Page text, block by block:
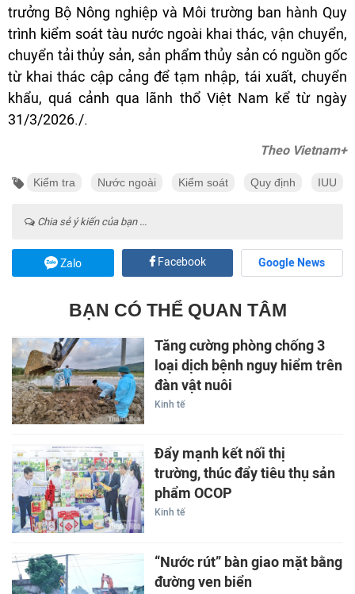
trưởng Bộ Nông nghiệp và Môi trường ban hành Quy
trình kiểm soát tàu nước ngoài khai thác, vận chuyển,
chuyển tải thủy sản, sản phẩm thủy sản có nguồn gốc
từ khai thác cập cảng để tạm nhập, tái xuất, chuyển
khẩu, quá cảnh qua lãnh thổ Việt Nam kể từ ngày
31/3/2026./.
Theo Vietnam+
Kiểm tra Nước ngoài Kiểm soát Quy định IUU
Chia sẻ ý kiến của bạn ...
Zalo Facebook Google News
BẠN CÓ THỂ QUAN TÂM
Tăng cường phòng chống 3
loại dịch bệnh nguy hiểm trên
đàn vật nuôi
Kinh tế
Đẩy mạnh kết nối thị
trường, thúc đẩy tiêu thụ sản
phẩm OCOP
Kinh tế
“Nước rút” bàn giao mặt bằng
đường ven biển